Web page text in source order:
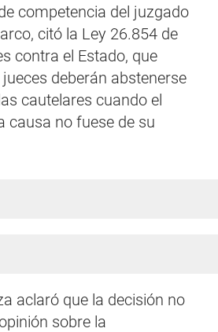
competencia del juzgado
citó la Ley 26.854 de
contra el Estado, que
jueces deberán abstenerse
cautelares cuando el
causa no fuese de su
aclaró que la decisión no
sobre la